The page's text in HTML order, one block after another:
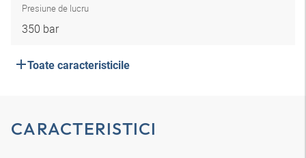
Presiune de lucru
350 bar
Toate caracteristicile
CARACTERISTICI